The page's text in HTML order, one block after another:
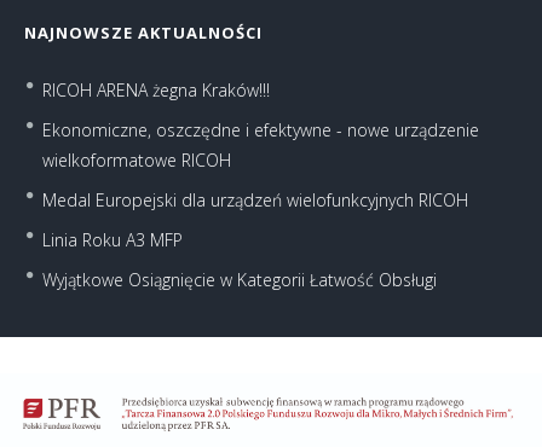
NAJNOWSZE AKTUALNOŚCI
RICOH ARENA żegna Kraków!!!
Ekonomiczne, oszczędne i efektywne - nowe urządzenie
wielkoformatowe RICOH
Medal Europejski dla urządzeń wielofunkcyjnych RICOH
Linia Roku A3 MFP
Wyjątkowe Osiągnięcie w Kategorii Łatwość Obsługi